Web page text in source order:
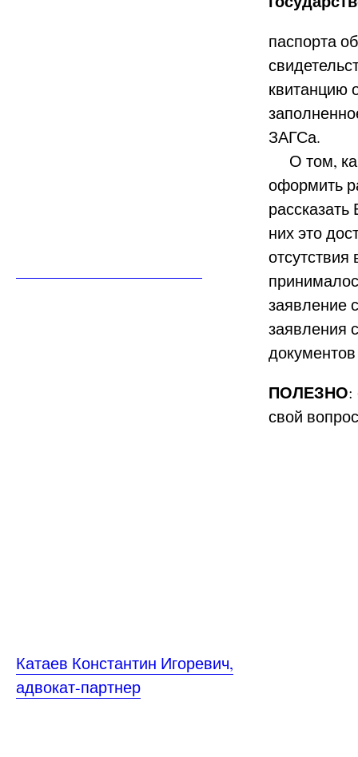
Катаев Константин Игоревич,
адвокат-партнер
паспорта
квитанцию
ЗАГСа.
О том,
оформить
них это
заявление
заявления
ПОЛЕЗНО:
свой